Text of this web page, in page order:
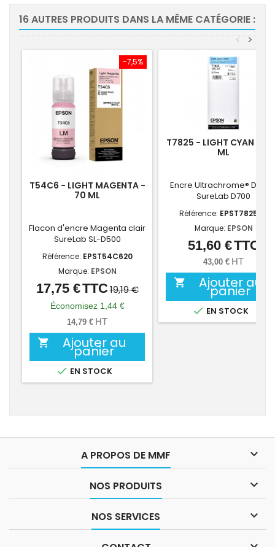
16 AUTRES PRODUITS DANS LA MÊME CATÉGORIE :
>
<
-7,5%
T54C6 - LIGHT MAGENTA -
70 ML
Flacon d'encre Magenta clair
SureLab SL-D500
Référence: EPST54C620
Marque: EPSON
Prix
Prix
de
base
17,75 €TTC19,19 €
Économisez 1,44 €
14,79 € HT
 Ajouter au
panier
 EN STOCK
T7825 - LIGHT CYAN -
ML
Encre Ultrachrome® D6-S
SureLab D700
Référence: EPST782500
Marque: EPSON
Prix
51,60 €TTC
43,00 € HT
 Ajouter au
panier
 EN STOCK
A PROPOS DE MMF 
NOS PRODUITS 
NOS SERVICES 